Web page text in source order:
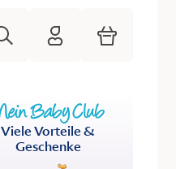
HiPP Mein Babyclub
Warenkorb
Viele Vorteile &
Geschenke